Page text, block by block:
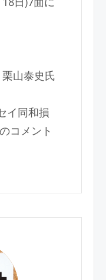
山泰史氏
イ同和損
コメント